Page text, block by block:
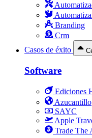
Branding
Crm
Casos de éxito
Software
Ediciones
Azucantillo
SAYC
Apple
Trade The